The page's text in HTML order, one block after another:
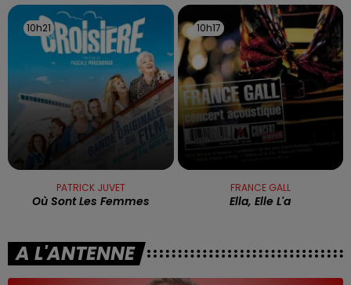
10h21
10h21
PATRICK JUVET
Où Sont Les Femmes
10h17
10h17
FRANCE GALL
Ella, Elle L'a
A L'ANTENNE